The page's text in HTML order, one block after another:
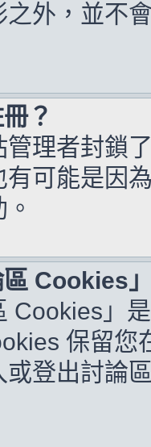
之外，並不
？
理者封鎖
可能是因
Cookies
Cookies」
保留您
登出討論